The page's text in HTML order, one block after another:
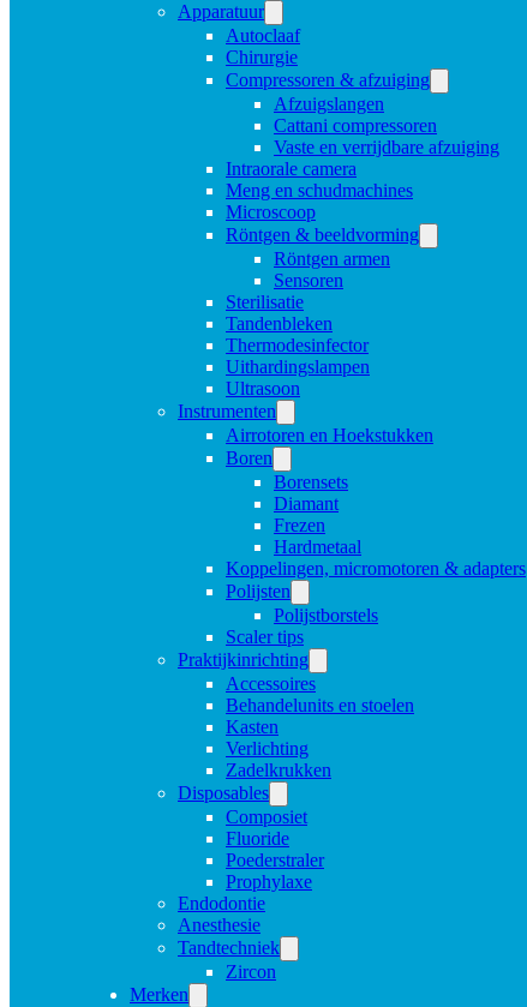
Apparatuur
Autoclaaf
Chirurgie
Compressoren & afzuiging
Afzuigslangen
Cattani compressoren
Vaste en verrijdbare afzuiging
Intraorale camera
Meng en schudmachines
Microscoop
Röntgen & beeldvorming
Röntgen armen
Sensoren
Sterilisatie
Tandenbleken
Thermodesinfector
Uithardingslampen
Ultrasoon
Instrumenten
Airrotoren en Hoekstukken
Boren
Borensets
Diamant
Frezen
Hardmetaal
Koppelingen, micromotoren & adapters
Polijsten
Polijstborstels
Scaler tips
Praktijkinrichting
Accessoires
Behandelunits en stoelen
Kasten
Verlichting
Zadelkrukken
Disposables
Composiet
Fluoride
Poederstraler
Prophylaxe
Endodontie
Anesthesie
Tandtechniek
Zircon
Merken